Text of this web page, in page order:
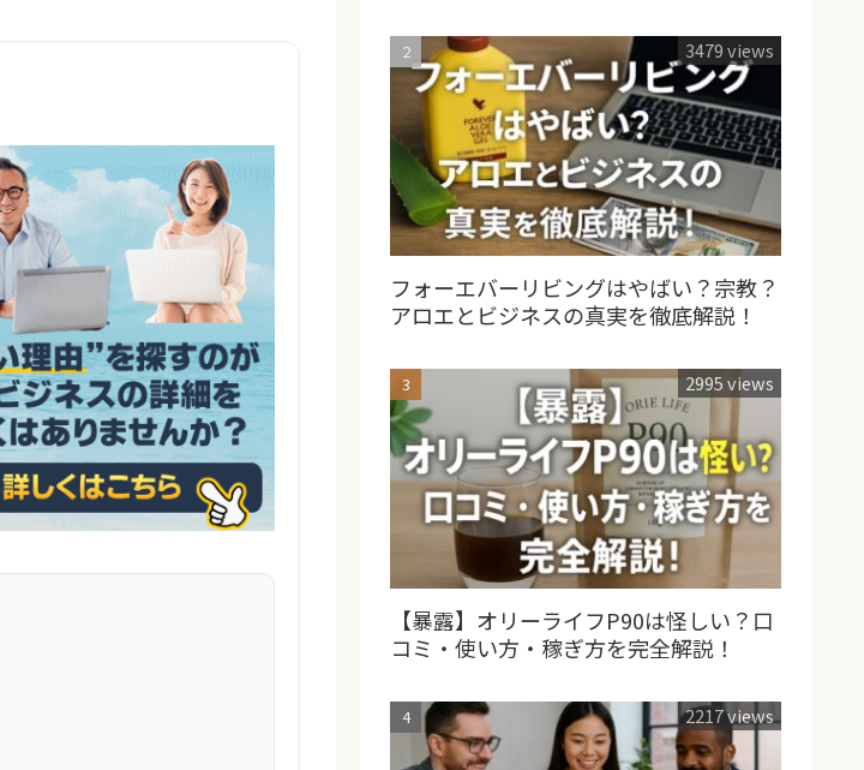
フォーエバーリビングはやばい？宗教？
アロエとビジネスの真実を徹底解説！
3479 views
【暴露】オリーライフP90は怪しい？口
コミ・使い方・稼ぎ方を完全解説！
2995 views
2217 views